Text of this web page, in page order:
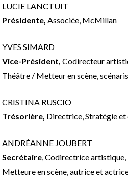
LUCIE LANCTUIT
Présidente, Associée, McMillan
YVES SIMARD
Vice-Président, Codirecteur
Théâtre / Metteur en scène,
CRISTINA RUSCIO
Trésorière, Directrice, Stratégie
ANDRÉANNE JOUBERT
Secrétaire , Codirectrice
Metteure en scène, autrice et